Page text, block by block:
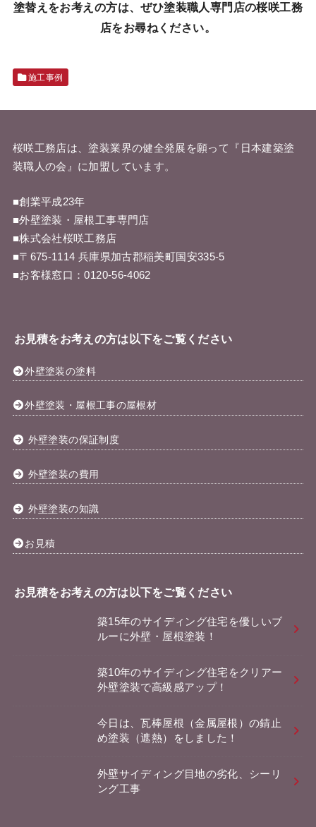
塗替えをお考えの方は、ぜひ塗装職人専門店の桜咲工務
店をお尋ねください。
施工事例
桜咲工務店は、塗装業界の健全発展を願って『 日本建築塗
装職人の会 』に加盟しています。
■創業平成23年
■外壁塗装・屋根工事専門店
■株式会社桜咲工務店
■〒675-1114 兵庫県加古郡稲美町国安335-5
■お客様窓口：0120-56-4062
お見積をお考えの方は以下をご覧ください
外壁塗装の塗料
外壁塗装・屋根工事の屋根材
外壁塗装の保証制度
外壁塗装の費用
外壁塗装の知識
お見積
お見積をお考えの方は以下をご覧ください
築15年のサイディング住宅を優しいブ
ルーに外壁・屋根塗装！
築10年のサイディング住宅をクリアー
外壁塗装で高級感アップ！
今日は、瓦棒屋根（金属屋根）の錆止
め塗装（遮熱）をしました！
外壁サイディング目地の劣化、シーリ
ング工事